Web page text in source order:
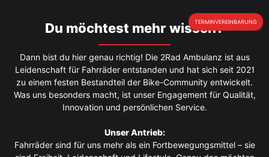
Du möchtest mehr wissen?
Dann bist du hier genau richtig! Die 2Rad Ambulanz ist aus
Leidenschaft für Fahrräder entstanden und hat sich seit 2021
zu einem festen Bestandteil der Bike-Community entwickelt.
Was uns besonders macht, ist unser Engagement für Qualität,
Innovation und persönlichen Service.
Unser Antrieb:
Fahrräder sind für uns mehr als ein Fortbewegungsmittel – sie
TERMINVEREINBARUNG